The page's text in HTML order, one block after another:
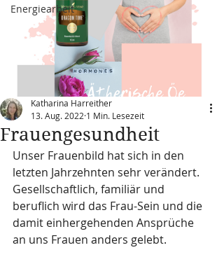
Energiearbeit
Frauengesundheit
Katharina Harreither
13. Aug. 2022 1 Min. Lesezeit
Unser Frauenbild hat sich in den
letzten Jahrzehnten sehr verändert.
Gesellschaftlich, familiär und
beruflich wird das Frau-Sein und die
damit einhergehenden Ansprüche
an uns Frauen anders gelebt.